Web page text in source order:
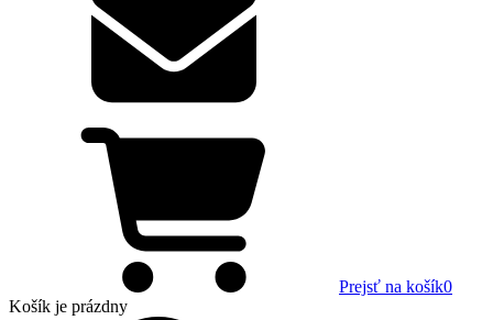
Prejsť na košík0
Košík je prázdny